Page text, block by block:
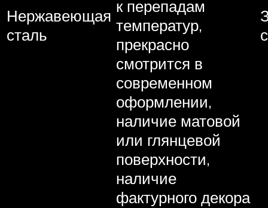
Нержавеющая
сталь
к перепадам
температур,
прекрасно
смотрится в
современном
оформлении,
наличие матовой
или глянцевой
поверхности,
наличие
фактурного декора